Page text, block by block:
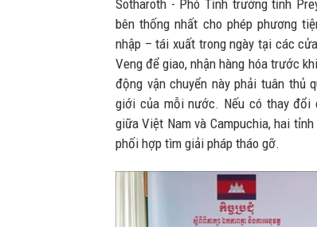
Sotharoth - Phó Tỉnh trưởng tỉnh
bên thống nhất cho phép phương
nhập – tái xuất trong ngày tại các
Veng để giao, nhận hàng hóa trước
động vận chuyển này phải tuân thủ
giới của mỗi nước. Nếu có thay
giữa Việt Nam và Campuchia, hai
phối hợp tìm giải pháp tháo gỡ.